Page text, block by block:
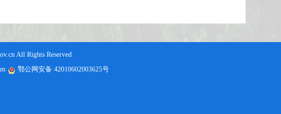
All Rights Reserved
鄂公网安备 42010602003625号